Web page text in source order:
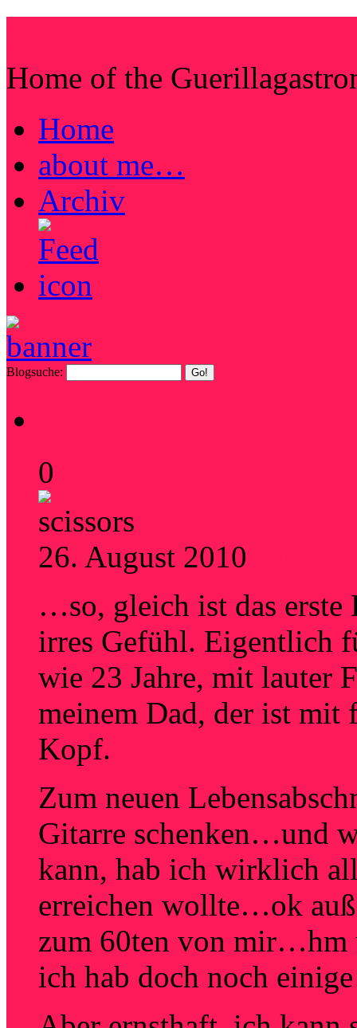
Home of the
Home
about me…
Archiv
Blogsuche:
0
26. August 2010
…so, gleich ist das
irres Gefühl. Eigentlich
wie 23 Jahre, mit lauter
meinem Dad, der ist
Kopf.
Zum neuen
Gitarre schenken…und
kann, hab ich wirklich
erreichen wollte…ok
zum 60ten von
ich hab doch noch